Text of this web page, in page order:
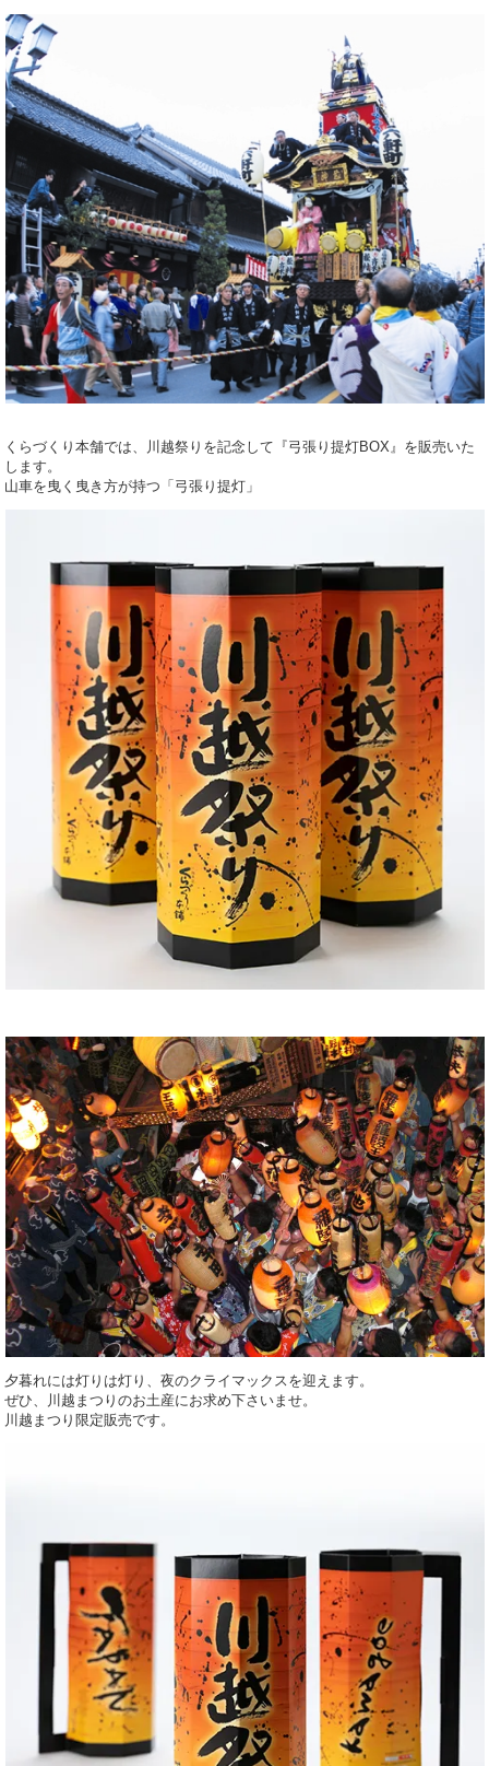
くらづくり本舗では、川越祭りを記念して『弓張り提灯BOX』を販売いた
します。
山車を曳く曳き方が持つ「弓張り提灯」
夕暮れには灯りは灯り、夜のクライマックスを迎えます。
ぜひ、川越まつりのお土産にお求め下さいませ。
川越まつり限定販売です。